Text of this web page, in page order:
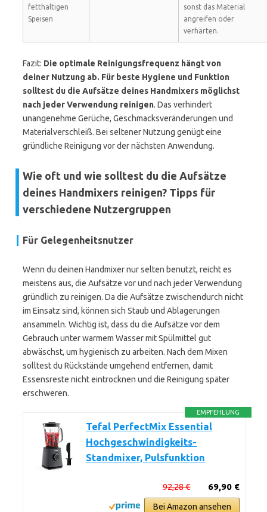
fetthaltigen
Speisen
sonst das Material
angreifen oder
verhärten.
Fazit: Die optimale Reinigungsfrequenz hängt von
deiner Nutzung ab. Für beste Hygiene und Funktion
solltest du die Aufsätze deines Handmixers möglichst
nach jeder Verwendung reinigen. Das verhindert
unangenehme Gerüche, Geschmacksveränderungen und
Materialverschleiß. Bei seltener Nutzung genügt eine
gründliche Reinigung vor der nächsten Anwendung.
Wie oft und wie solltest du die Aufsätze
deines Handmixers reinigen? Tipps für
verschiedene Nutzergruppen
Für Gelegenheitsnutzer
Wenn du deinen Handmixer nur selten benutzt, reicht es
meistens aus, die Aufsätze vor und nach jeder Verwendung
gründlich zu reinigen. Da die Aufsätze zwischendurch nicht
im Einsatz sind, können sich Staub und Ablagerungen
ansammeln. Wichtig ist, dass du die Aufsätze vor dem
Gebrauch unter warmem Wasser mit Spülmittel gut
abwäschst, um hygienisch zu arbeiten. Nach dem Mixen
solltest du Rückstände umgehend entfernen, damit
Essensreste nicht eintrocknen und die Reinigung später
erschweren.
EMPFEHLUNG
Tefal PerfectMix Essential
Hochgeschwindigkeits-
Standmixer, Pulsfunktion
69,90 €
92,28 €
Bei Amazon ansehen